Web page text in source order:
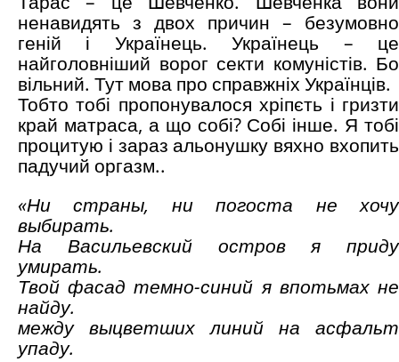
ненавидять з двох причин – безумовно
геній і Українець. Українець – це
найголовніший ворог секти комуністів. Бо
вільний. Тут мова про справжніх Українців.
Тобто тобі пропонувалося хріпєть і гризти
край матраса, а що собі? Собі інше. Я тобі
процитую і зараз альонушку вяхно вхопить
падучий оргазм..
«Ни страны, ни погоста
не хочу
выбирать.
На Васильевский остров я приду
умирать.
Твой фасад темно-синий я впотьмах не
найду.
между выцветших линий на асфальт
упаду.